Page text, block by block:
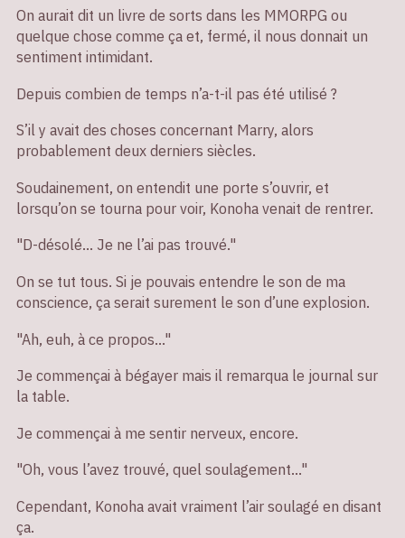
On aurait dit un livre de sorts dans les MMORPG ou
quelque chose comme ça et, fermé, il nous donnait un
sentiment intimidant.
Depuis combien de temps n’a-t-il pas été utilisé ?
S’il y avait des choses concernant Marry, alors
probablement deux derniers siècles.
Soudainement, on entendit une porte s’ouvrir, et
lorsqu’on se tourna pour voir, Konoha venait de rentrer.
"D-désolé… Je ne l’ai pas trouvé."
On se tut tous. Si je pouvais entendre le son de ma
conscience, ça serait surement le son d’une explosion.
"Ah, euh, à ce propos…"
Je commençai à bégayer mais il remarqua le journal sur
la table.
Je commençai à me sentir nerveux, encore.
"Oh, vous l’avez trouvé, quel soulagement…"
Cependant, Konoha avait vraiment l’air soulagé en disant
ça.